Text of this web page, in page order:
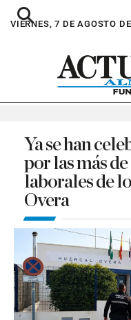
VIERNES, 7 DE AGOSTO
Ya se han
por las más
laborales de
Overa